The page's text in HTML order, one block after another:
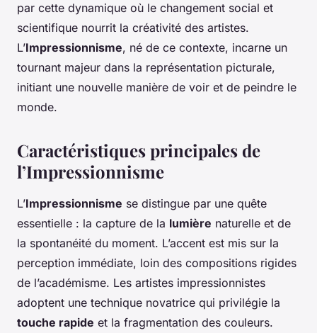
par cette dynamique où le changement social et
scientifique nourrit la créativité des artistes.
L’Impressionnisme, né de ce contexte, incarne un
tournant majeur dans la représentation picturale,
initiant une nouvelle manière de voir et de peindre le
monde.
Caractéristiques principales de
l’Impressionnisme
L’Impressionnisme se distingue par une quête
essentielle : la capture de la lumière naturelle et de
la spontanéité du moment. L’accent est mis sur la
perception immédiate, loin des compositions rigides
de l’académisme. Les artistes impressionnistes
adoptent une technique novatrice qui privilégie la
touche rapide et la fragmentation des couleurs.